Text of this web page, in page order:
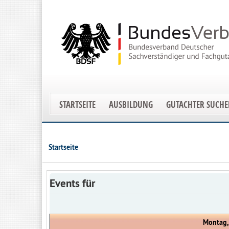
STARTSEITE AUSBILDUNG GUTACHTER
Startseite
Events für